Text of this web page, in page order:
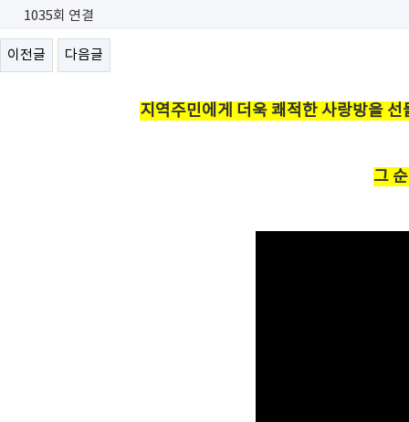
1035회 연결
이전글 다음글
지역주민에게 더욱 쾌적한 사랑방을
그